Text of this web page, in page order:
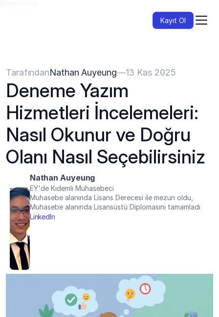
Kayıt Ol
TarafındanNathan Auyeung—13 Kas 2025
Deneme Yazım
Hizmetleri İncelemeleri:
Nasıl Okunur ve Doğru
Olanı Nasıl Seçebilirsiniz
Nathan Auyeung
EY'de Kıdemli Muhasebeci
Muhasebe alanında Lisans Derecesi ile mezun oldu,
Muhasebe alanında Lisansüstü Diplomasını tamamladı
LinkedIn